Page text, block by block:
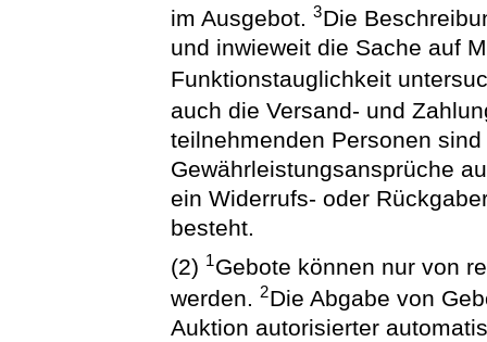
im Ausgebot.3Die
und inwieweit die Sache auf
Funktionstauglichkeit
auch die Versand- und
teilnehmenden Personen
Gewährleistungsansprüche
ein Widerrufs- oder
besteht.
(2) 1Gebote können nur von
werden.2Die Abgabe von
Auktion autorisierter